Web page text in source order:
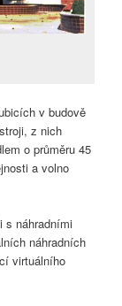
v budově
z nich
o průměru 45
a volno
s náhradními
náhradních
virtuálního